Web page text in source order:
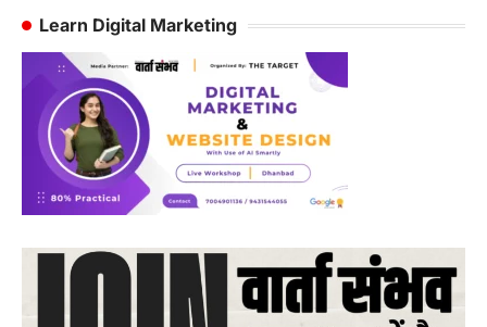
Learn Digital Marketing